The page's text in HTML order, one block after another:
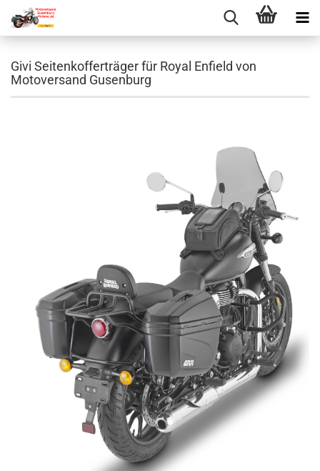
Givi Seitenkofferträger für Royal Enfield von
Motoversand Gusenburg